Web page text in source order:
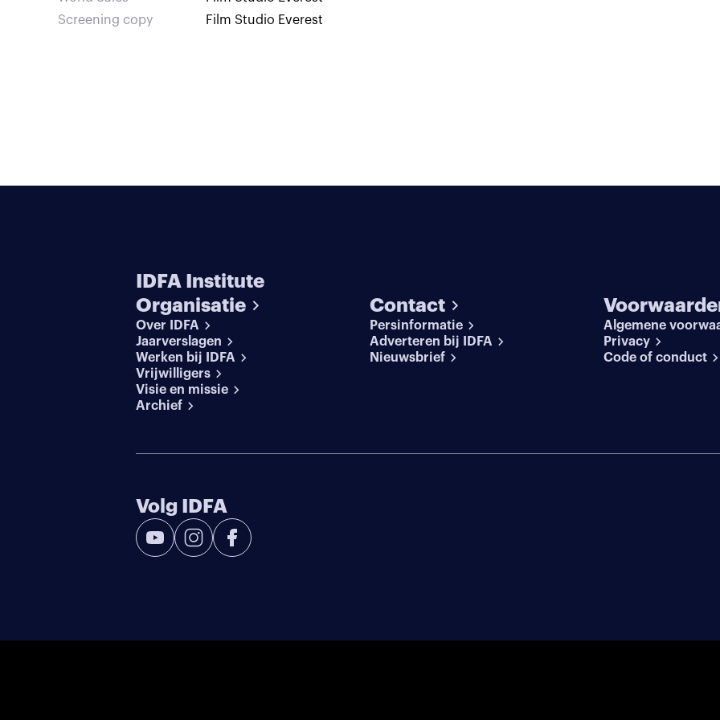
Screening copy
Film Studio Everest
IDFA Institute
Organisatie
Over IDFA
Jaarverslagen
Werken bij IDFA
Vrijwilligers
Visie en missie
Archief
Contact
Persinformatie
Adverteren bij IDFA
Nieuwsbrief
Algemene
Privacy
Code of conduct
Volg IDFA